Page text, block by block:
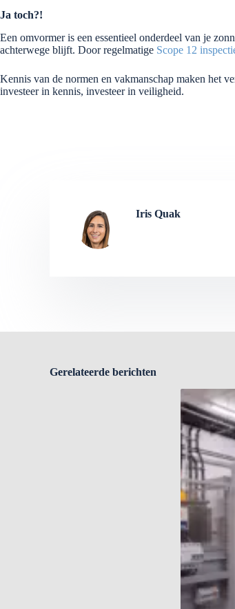
Ja toch?!
Een omvormer is een essentieel onderdeel van je
achterwege blijft. Door regelmatige Scope 12
Kennis van de normen en vakmanschap maken het
investeer in kennis, investeer in veiligheid.
Iris Quak
Gerelateerde berichten